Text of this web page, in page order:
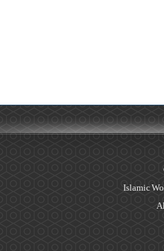
Islamic